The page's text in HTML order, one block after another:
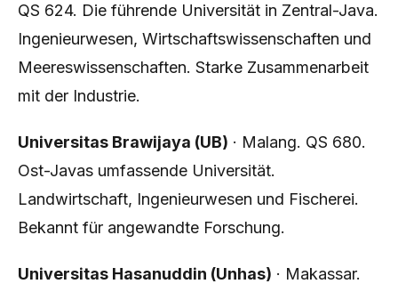
QS 624. Die führende Universität in Zentral-Java.
Ingenieurwesen, Wirtschaftswissenschaften und
Meereswissenschaften. Starke Zusammenarbeit
mit der Industrie.
Universitas Brawijaya (UB) · Malang. QS 680.
Ost-Javas umfassende Universität.
Landwirtschaft, Ingenieurwesen und Fischerei.
Bekannt für angewandte Forschung.
Universitas Hasanuddin (Unhas) · Makassar.